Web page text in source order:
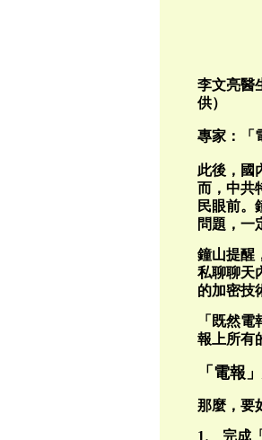
李文亮醫
供）
專家：「
此後，國
而，中共
民眼前。
問題，一
鐘山提醒
私聊聊天
的加密技
「既然
報上所有
「電報
那麼，要
1、 完成